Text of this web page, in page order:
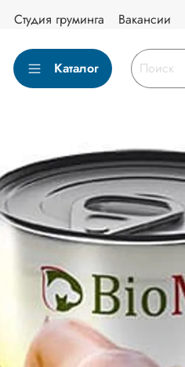
Студия груминга Вакансии
Каталог